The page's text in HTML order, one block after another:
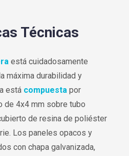
Técnicas
está cuidadosamente
máxima durabilidad y
está compuesta por
de 4x4 mm sobre tubo
de resina de poliéster
Los paneles opacos y
con chapa galvanizada,